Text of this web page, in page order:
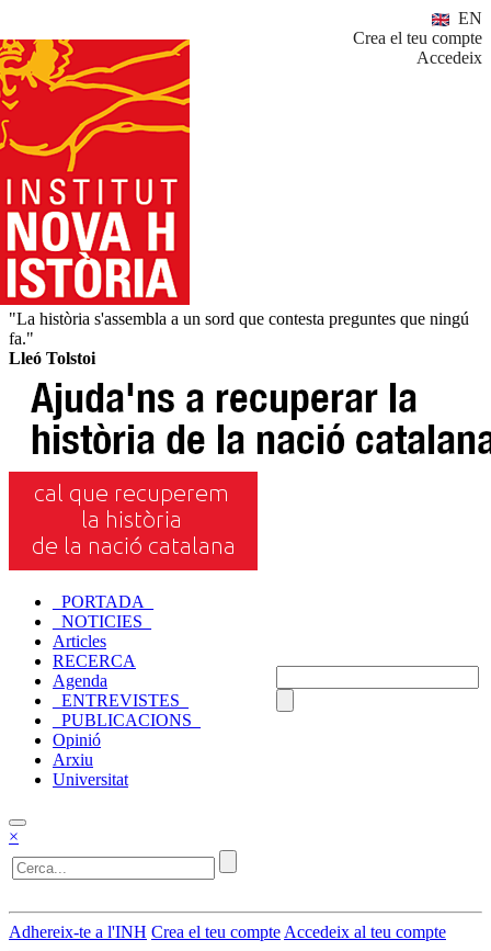
EN
Crea el teu compte
Accedeix
"La història s'assembla a un sord que contesta preguntes que ningú
fa."
Lleó Tolstoi
_PORTADA_
_NOTICIES_
Articles
RECERCA
Agenda
_ENTREVISTES_
_PUBLICACIONS_
Opinió
Arxiu
Universitat
×
Adhereix-te a l'INH Crea el teu compte Accedeix al teu compte